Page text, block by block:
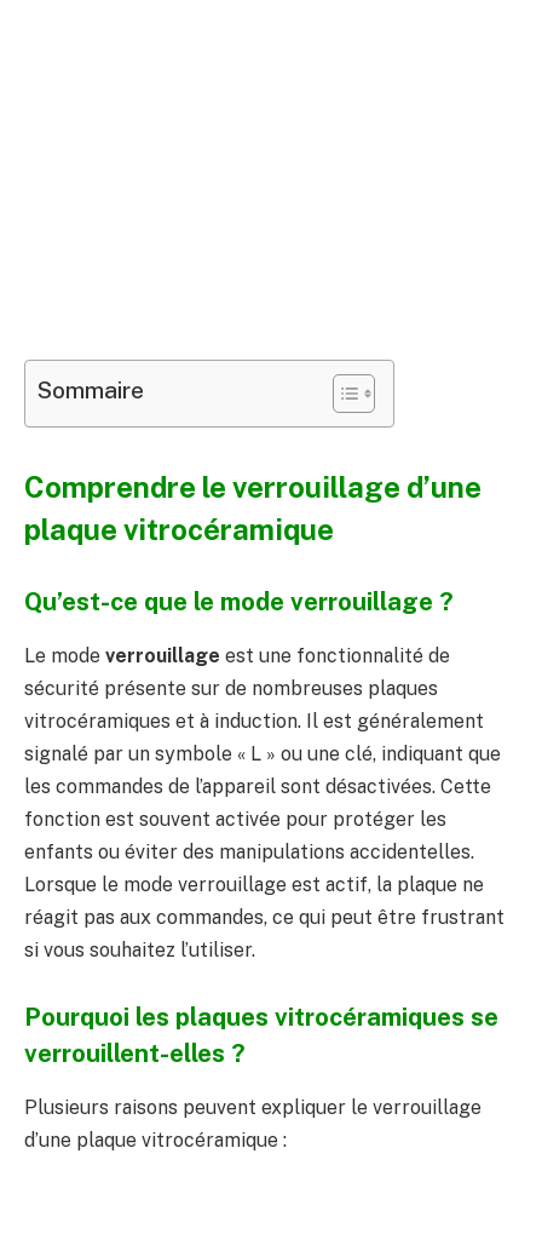
Sommaire
Comprendre le verrouillage d’une
plaque vitrocéramique
Qu’est-ce que le mode verrouillage ?
Le mode verrouillage est une fonctionnalité de
sécurité présente sur de nombreuses plaques
vitrocéramiques et à induction. Il est généralement
signalé par un symbole « L » ou une clé, indiquant que
les commandes de l’appareil sont désactivées. Cette
fonction est souvent activée pour protéger les
enfants ou éviter des manipulations accidentelles.
Lorsque le mode verrouillage est actif, la plaque ne
réagit pas aux commandes, ce qui peut être frustrant
si vous souhaitez l’utiliser.
Pourquoi les plaques vitrocéramiques se
verrouillent-elles ?
Plusieurs raisons peuvent expliquer le verrouillage
d’une plaque vitrocéramique :